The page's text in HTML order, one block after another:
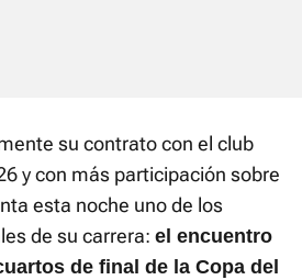
su contrato con el club
y con más participación sobre
esta noche uno de los
de su carrera: el encuentro
de final de la Copa del